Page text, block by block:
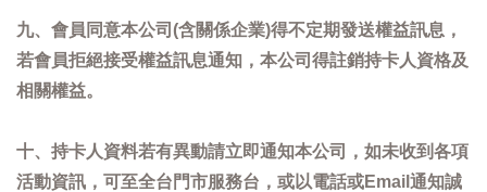
九、會員同意本公司(含關係企業)得不定期發送權益訊息，
若會員拒絕接受權益訊息通知，本公司得註銷持卡人資格及
相關權益。
十、持卡人資料若有異動請立即通知本公司，如未收到各項
活動資訊，可至全台門市服務台，或以電話或Email通知誠